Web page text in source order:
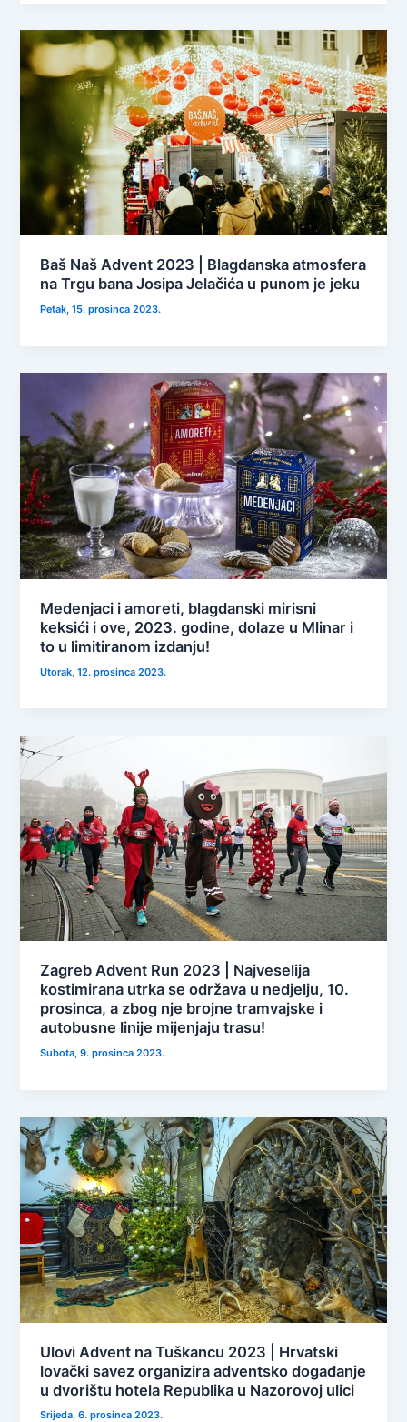
Baš Naš Advent 2023 | Blagdanska atmosfera
na Trgu bana Josipa Jelačića u punom je jeku
Petak, 15. prosinca 2023.
Medenjaci i amoreti, blagdanski mirisni
keksići i ove, 2023. godine, dolaze u Mlinar i
to u limitiranom izdanju!
Utorak, 12. prosinca 2023.
Zagreb Advent Run 2023 | Najveselija
kostimirana utrka se održava u nedjelju, 10.
prosinca, a zbog nje brojne tramvajske i
autobusne linije mijenjaju trasu!
Subota, 9. prosinca 2023.
Ulovi Advent na Tuškancu 2023 | Hrvatski
lovački savez organizira adventsko događanje
u dvorištu hotela Republika u Nazorovoj ulici
Srijeda, 6. prosinca 2023.